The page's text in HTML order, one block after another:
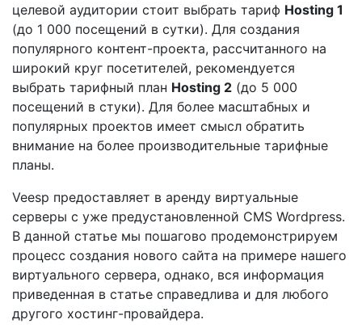
целевой аудитории стоит выбрать тариф Hosting 1
(до 1 000 посещений в сутки). Для создания
популярного контент-проекта, рассчитанного на
широкий круг посетителей, рекомендуется
выбрать тарифный план Hosting 2 (до 5 000
посещений в стуки). Для более масштабных и
популярных проектов имеет смысл обратить
внимание на более производительные тарифные
планы.
Veesp предоставляет в аренду виртуальные
серверы с уже предустановленной CMS Wordpress.
В данной статье мы пошагово продемонстрируем
процесс создания нового сайта на примере нашего
виртуального сервера, однако, вся информация
приведенная в статье справедлива и для любого
другого хостинг-провайдера.